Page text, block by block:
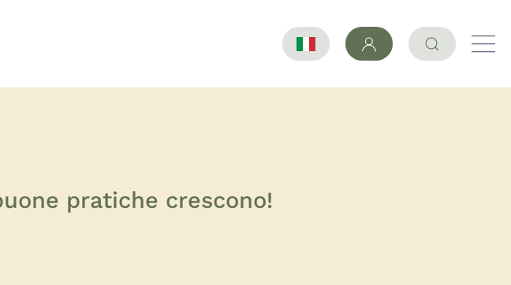
pratiche crescono!